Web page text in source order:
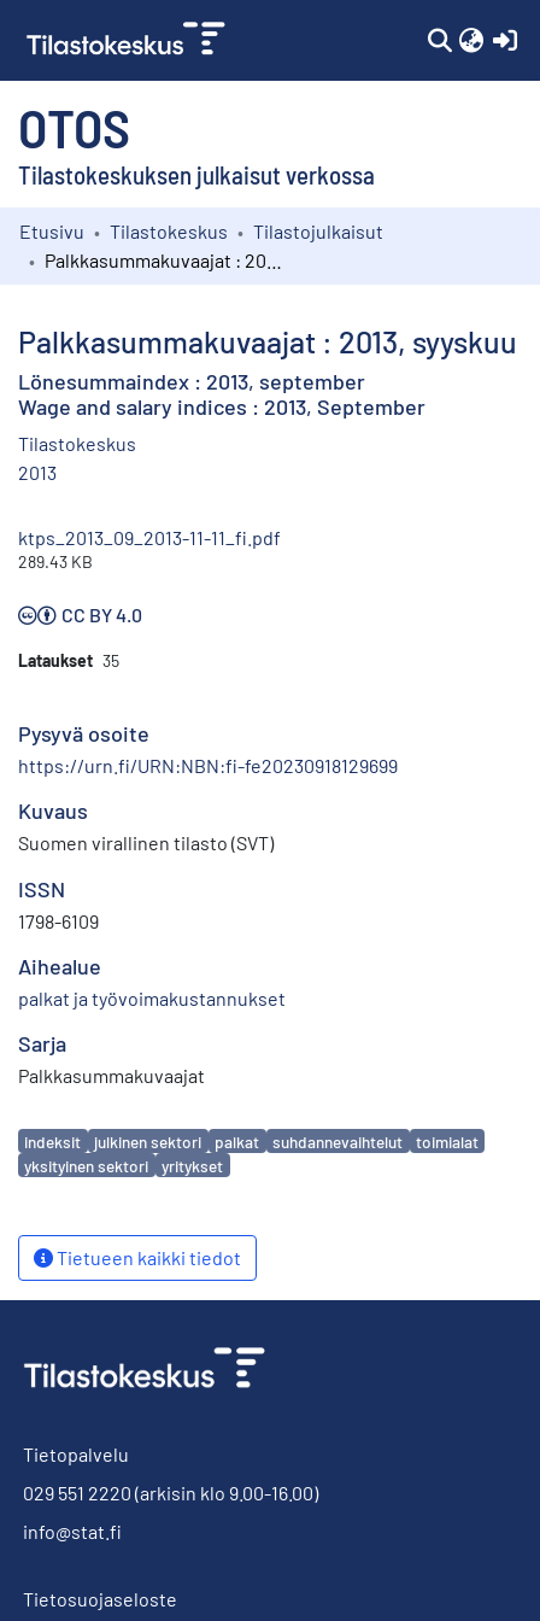
OTOS
Tilastokeskuksen julkaisut verkossa
Kokoelmat
Etusivu Tilastokeskus
Tilastojulkaisut
Palkkasummakuvaajat : 2013, syyskuu
Lönesummaindex : 2013, september
Wage and salary indices : 2013, September
Tilastokeskus
2013
ktps_2013_09_2013-11-11_fi.pdf
289.43 KB
CC BY 4.0
Lataukset 35
Pysyvä osoite
https://urn.fi/URN:NBN:fi-fe20230918129699
Kuvaus
Suomen virallinen tilasto (SVT)
ISSN
1798-6109
Aihealue
palkat ja työvoimakustannukset
Sarja
Palkkasummakuvaajat
Avainsanat
indeksit julkinen sektori palkat suhdannevaihtelut
toimialat
yksityinen sektori
yritykset
Tietueen kaikki tiedot
Tietopalvelu
029 551 2220 (arkisin klo 9.00-16.00)
info@stat.fi
Tietosuojaseloste